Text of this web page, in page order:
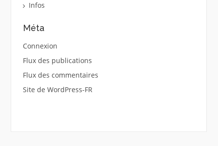
Infos
Méta
Connexion
Flux des publications
Flux des commentaires
Site de WordPress-FR